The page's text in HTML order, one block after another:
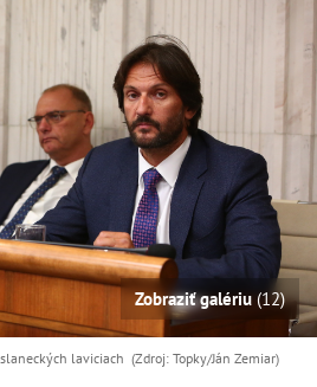
Zobraziť galériu (12)
laviciach (Zdroj: Topky/Ján Zemiar)